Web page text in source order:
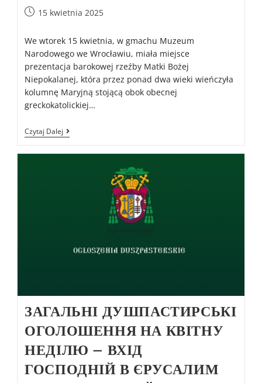
15 kwietnia 2025
We wtorek 15 kwietnia, w gmachu Muzeum
Narodowego we Wrocławiu, miała miejsce
prezentacja barokowej rzeźby Matki Bożej
Niepokalanej, która przez ponad dwa wieki wieńczyła
kolumnę Maryjną stojącą obok obecnej
greckokatolickiej…
Czytaj Dalej
ЗАГАЛЬНІ ДУШПАСТИРСЬКІ
ОГОЛОШЕННЯ НА КВІТНУ
НЕДІЛЮ – ВХІД
ГОСПОДНІЙ В ЄРУСАЛИМ